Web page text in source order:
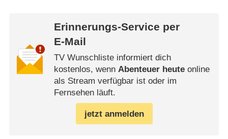
Erinnerungs-Service per
E-Mail
TV Wunschliste informiert dich
kostenlos, wenn Abenteuer heuteonline
als Stream verfügbar ist oder im
Fernsehen läuft.
jetzt anmelden